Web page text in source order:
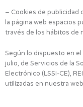
– Cookies de publicidad
la página web espacios
través de los hábitos de
Según lo dispuesto en
julio, de Servicios de la
Electrónico (LSSI-CE),
utilizadas en nuestra